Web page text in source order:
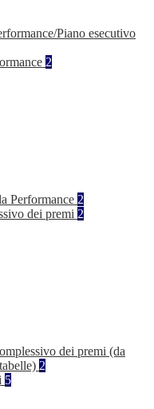
Piano esecutivo
2
Performance 2
dei premi 2
dei premi (da
2
5